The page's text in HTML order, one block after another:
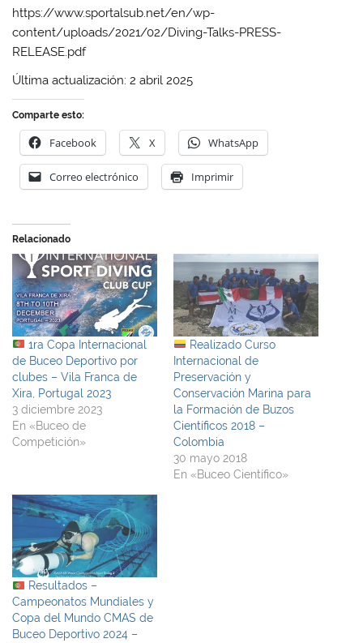
https://www.sportalsub.net/en/wp-
content/uploads/2021/02/Diving-Talks-PRESS-
RELEASE.pdf
Última actualización: 2 abril 2025
Comparte esto:
Facebook X WhatsApp
Correo electrónico Imprimir
Relacionado
1ra Copa Internacional
de Buceo Deportivo por
clubes – Vila Franca de
Xira, Portugal 2023
3 diciembre 2023
En «Buceo de
Competición»
Realizado Curso
Internacional de
Preservación y
Conservación Marina para
la Formación de Buzos
Científicos 2018 –
Colombia
30 mayo 2018
En «Buceo Científico»
Resultados –
Campeonatos Mundiales y
Copa del Mundo CMAS de
Buceo Deportivo 2024 –